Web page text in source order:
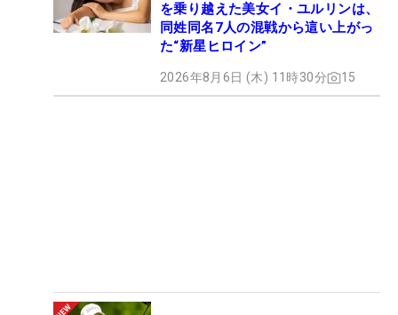
を乗り越えた美女イ・ユルリンは、
同姓同名7人の混戦から這い上がっ
た“新星ヒロイン”
2026年8月6日 (木) 11時30分 15